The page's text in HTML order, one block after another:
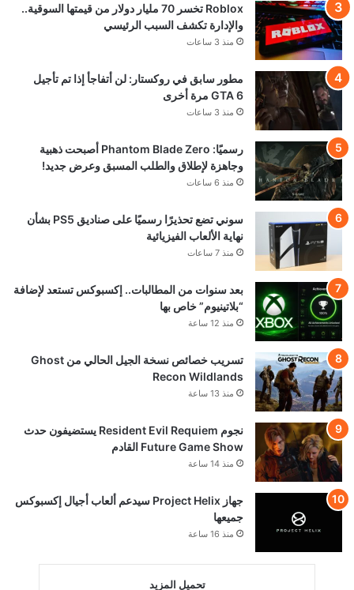
Roblox تخسر 70 مليار دولار من قيمتها السوقية..
والإدارة تكشف السبب الرئيسي
منذ 3 ساعات
مطور سابق في روكستار: لن أتفاجأ إذا تم تأجيل
GTA 6 مرة أخرى
منذ 3 ساعات
رسميًا: Phantom Blade Zero أصبحت ذهبية
وجاهزة لإطلاق والطلب المسبق وعرض جديد!
منذ 6 ساعات
سوني تضع تحذيرًا رسميًا على صناديق PS5 بشأن
نهاية الألعاب الفيزيائية
منذ 7 ساعات
بعد سنوات من المطالبات.. إكسبوكس تستعد لإضافة
“بلاتينيوم” خاص بها
منذ 12 ساعة
تسريب خصائص نسخة الجيل الحالي من Ghost
Recon Wildlands
منذ 13 ساعة
نجوم Resident Evil Requiem يستضيفون حدث
Future Game Show القادم
منذ 14 ساعة
جهاز Project Helix سيدعم ألعاب أجيال إكسبوكس
جميعها
منذ 16 ساعة
تحميل المزيد